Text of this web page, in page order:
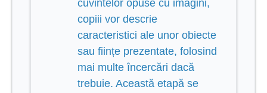
cuvintelor opuse cu imagini,
copiii vor descrie
caracteristici ale unor obiecte
sau ființe prezentate, folosind
mai multe încercări dacă
trebuie. Această etapă se